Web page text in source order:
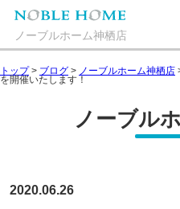
ノーブルホーム神栖店
トップ> ブログ > ノーブルホーム神栖店
を開催いたします！
ノーブル
2020.06.26